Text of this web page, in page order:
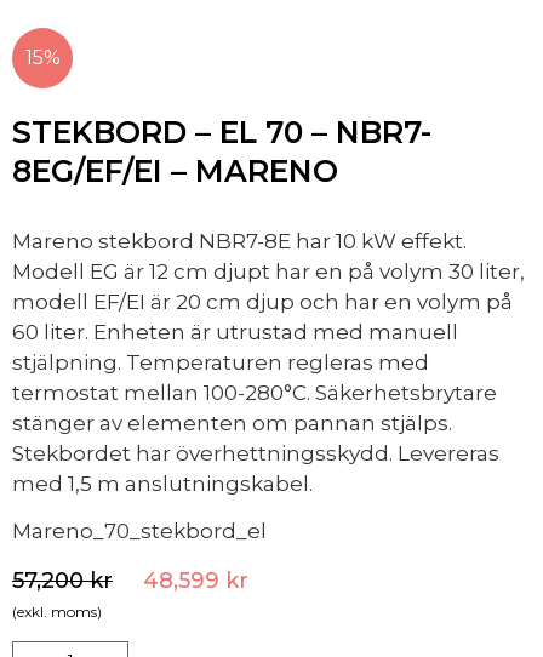
15%
STEKBORD – EL 70 – NBR7-
8EG/EF/EI – MARENO
Mareno stekbord NBR7-8E har 10 kW effekt.
Modell EG är 12 cm djupt har en på volym 30 liter,
modell EF/EI är 20 cm djup och har en volym på
60 liter. Enheten är utrustad med manuell
stjälpning. Temperaturen regleras med
termostat mellan 100-280°C. Säkerhetsbrytare
stänger av elementen om pannan stjälps.
Stekbordet har överhettningsskydd. Levereras
med 1,5 m anslutningskabel.
Mareno_70_stekbord_el
57,200kr 48,599 kr
(exkl. moms)